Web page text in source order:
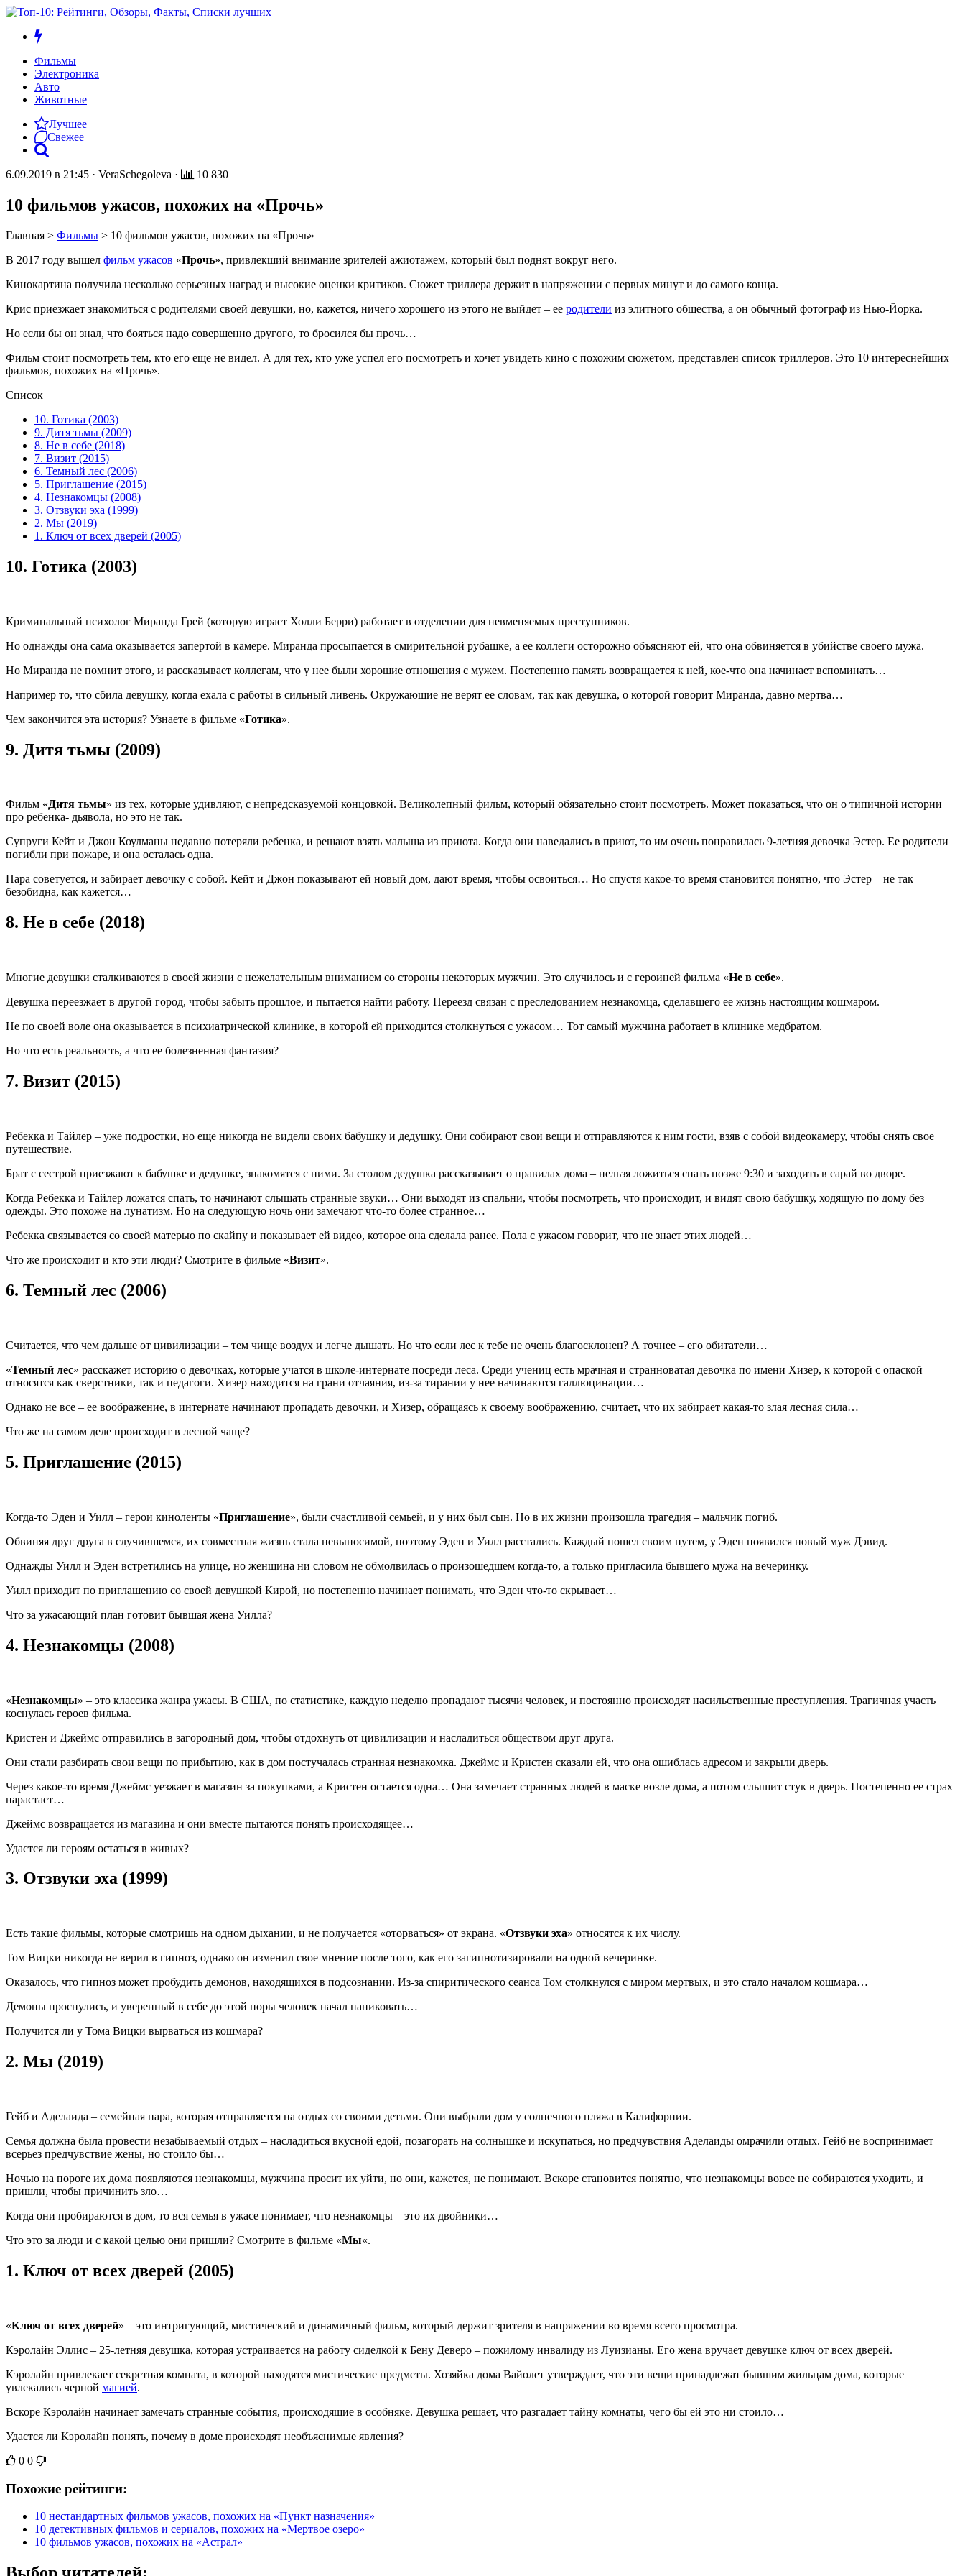
Фильмы
Электроника
Авто
Животные
Лучшее
Свежее
6.09.2019 в 21:45 · VeraSchegoleva · 10 830
10 фильмов ужасов, похожих на «Прочь»
Главная > Фильмы > 10 фильмов ужасов, похожих на «Прочь»
В 2017 году вышел фильм ужасов «Прочь», привлекший внимание зрителей ажиотажем, который был поднят вокруг него.
Кинокартина получила несколько серьезных наград и высокие оценки критиков. Сюжет триллера держит в напряжении с первых минут и до самого конца.
Крис приезжает знакомиться с родителями своей девушки, но, кажется, ничего хорошего из этого не выйдет – ее родители из элитного общества, а он обычный фотограф из Нью-Йорка.
Но если бы он знал, что бояться надо совершенно другого, то бросился бы прочь…
Фильм стоит посмотреть тем, кто его еще не видел. А для тех, кто уже успел его посмотреть и хочет увидеть кино с похожим сюжетом, представлен список триллеров. Это 10 интереснейших
фильмов, похожих на «Прочь».
Список
10. Готика (2003)
9. Дитя тьмы (2009)
8. Не в себе (2018)
7. Визит (2015)
6. Темный лес (2006)
5. Приглашение (2015)
4. Незнакомцы (2008)
3. Отзвуки эха (1999)
2. Мы (2019)
1. Ключ от всех дверей (2005)
10. Готика (2003)
Криминальный психолог Миранда Грей (которую играет Холли Берри) работает в отделении для невменяемых преступников.
Но однажды она сама оказывается запертой в камере. Миранда просыпается в смирительной рубашке, а ее коллеги осторожно объясняют ей, что она обвиняется в убийстве своего мужа.
Но Миранда не помнит этого, и рассказывает коллегам, что у нее были хорошие отношения с мужем. Постепенно память возвращается к ней, кое-что она начинает вспоминать…
Например то, что сбила девушку, когда ехала с работы в сильный ливень. Окружающие не верят ее словам, так как девушка, о которой говорит Миранда, давно мертва…
Чем закончится эта история? Узнаете в фильме «Готика».
9. Дитя тьмы (2009)
Фильм «Дитя тьмы» из тех, которые удивляют, с непредсказуемой концовкой. Великолепный фильм, который обязательно стоит посмотреть. Может показаться, что он о типичной истории
про ребенка- дьявола, но это не так.
Супруги Кейт и Джон Коулманы недавно потеряли ребенка, и решают взять малыша из приюта. Когда они наведались в приют, то им очень понравилась 9-летняя девочка Эстер. Ее родители
погибли при пожаре, и она осталась одна.
Пара советуется, и забирает девочку с собой. Кейт и Джон показывают ей новый дом, дают время, чтобы освоиться… Но спустя какое-то время становится понятно, что Эстер – не так
безобидна, как кажется…
8. Не в себе (2018)
Многие девушки сталкиваются в своей жизни с нежелательным вниманием со стороны некоторых мужчин. Это случилось и с героиней фильма «Не в себе».
Девушка переезжает в другой город, чтобы забыть прошлое, и пытается найти работу. Переезд связан с преследованием незнакомца, сделавшего ее жизнь настоящим кошмаром.
Не по своей воле она оказывается в психиатрической клинике, в которой ей приходится столкнуться с ужасом… Тот самый мужчина работает в клинике медбратом.
Но что есть реальность, а что ее болезненная фантазия?
7. Визит (2015)
Ребекка и Тайлер – уже подростки, но еще никогда не видели своих бабушку и дедушку. Они собирают свои вещи и отправляются к ним гости, взяв с собой видеокамеру, чтобы снять свое
путешествие.
Брат с сестрой приезжают к бабушке и дедушке, знакомятся с ними. За столом дедушка рассказывает о правилах дома – нельзя ложиться спать позже 9:30 и заходить в сарай во дворе.
Когда Ребекка и Тайлер ложатся спать, то начинают слышать странные звуки… Они выходят из спальни, чтобы посмотреть, что происходит, и видят свою бабушку, ходящую по дому без
одежды. Это похоже на лунатизм. Но на следующую ночь они замечают что-то более странное…
Ребекка связывается со своей матерью по скайпу и показывает ей видео, которое она сделала ранее. Пола с ужасом говорит, что не знает этих людей…
Что же происходит и кто эти люди? Смотрите в фильме «Визит».
6. Темный лес (2006)
Считается, что чем дальше от цивилизации – тем чище воздух и легче дышать. Но что если лес к тебе не очень благосклонен? А точнее – его обитатели…
«Темный лес» расскажет историю о девочках, которые учатся в школе-интернате посреди леса. Среди учениц есть мрачная и странноватая девочка по имени Хизер, к которой с опаской
относятся как сверстники, так и педагоги. Хизер находится на грани отчаяния, из-за тирании у нее начинаются галлюцинации…
Однако не все – ее воображение, в интернате начинают пропадать девочки, и Хизер, обращаясь к своему воображению, считает, что их забирает какая-то злая лесная сила…
Что же на самом деле происходит в лесной чаще?
5. Приглашение (2015)
Когда-то Эден и Уилл – герои киноленты «Приглашение», были счастливой семьей, и у них был сын. Но в их жизни произошла трагедия – мальчик погиб.
Обвиняя друг друга в случившемся, их совместная жизнь стала невыносимой, поэтому Эден и Уилл расстались. Каждый пошел своим путем, у Эден появился новый муж Дэвид.
Однажды Уилл и Эден встретились на улице, но женщина ни словом не обмолвилась о произошедшем когда-то, а только пригласила бывшего мужа на вечеринку.
Уилл приходит по приглашению со своей девушкой Кирой, но постепенно начинает понимать, что Эден что-то скрывает…
Что за ужасающий план готовит бывшая жена Уилла?
4. Незнакомцы (2008)
«Незнакомцы» – это классика жанра ужасы. В США, по статистике, каждую неделю пропадают тысячи человек, и постоянно происходят насильственные преступления. Трагичная участь
коснулась героев фильма.
Кристен и Джеймс отправились в загородный дом, чтобы отдохнуть от цивилизации и насладиться обществом друг друга.
Они стали разбирать свои вещи по прибытию, как в дом постучалась странная незнакомка. Джеймс и Кристен сказали ей, что она ошиблась адресом и закрыли дверь.
Через какое-то время Джеймс уезжает в магазин за покупками, а Кристен остается одна… Она замечает странных людей в маске возле дома, а потом слышит стук в дверь. Постепенно ее страх
нарастает…
Джеймс возвращается из магазина и они вместе пытаются понять происходящее…
Удастся ли героям остаться в живых?
3. Отзвуки эха (1999)
Есть такие фильмы, которые смотришь на одном дыхании, и не получается «оторваться» от экрана. «Отзвуки эха» относятся к их числу.
Том Вицки никогда не верил в гипноз, однако он изменил свое мнение после того, как его загипнотизировали на одной вечеринке.
Оказалось, что гипноз может пробудить демонов, находящихся в подсознании. Из-за спиритического сеанса Том столкнулся с миром мертвых, и это стало началом кошмара…
Демоны проснулись, и уверенный в себе до этой поры человек начал паниковать…
Получится ли у Тома Вицки вырваться из кошмара?
2. Мы (2019)
Гейб и Аделаида – семейная пара, которая отправляется на отдых со своими детьми. Они выбрали дом у солнечного пляжа в Калифорнии.
Семья должна была провести незабываемый отдых – насладиться вкусной едой, позагорать на солнышке и искупаться, но предчувствия Аделаиды омрачили отдых. Гейб не воспринимает
всерьез предчувствие жены, но стоило бы…
Ночью на пороге их дома появляются незнакомцы, мужчина просит их уйти, но они, кажется, не понимают. Вскоре становится понятно, что незнакомцы вовсе не собираются уходить, и
пришли, чтобы причинить зло…
Когда они пробираются в дом, то вся семья в ужасе понимает, что незнакомцы – это их двойники…
Что это за люди и с какой целью они пришли? Смотрите в фильме «Мы«.
1. Ключ от всех дверей (2005)
«Ключ от всех дверей» – это интригующий, мистический и динамичный фильм, который держит зрителя в напряжении во время всего просмотра.
Кэролайн Эллис – 25-летняя девушка, которая устраивается на работу сиделкой к Бену Деверо – пожилому инвалиду из Луизианы. Его жена вручает девушке ключ от всех дверей.
Кэролайн привлекает секретная комната, в которой находятся мистические предметы. Хозяйка дома Вайолет утверждает, что эти вещи принадлежат бывшим жильцам дома, которые
увлекались черной магией.
Вскоре Кэролайн начинает замечать странные события, происходящие в особняке. Девушка решает, что разгадает тайну комнаты, чего бы ей это ни стоило…
Удастся ли Кэролайн понять, почему в доме происходят необъяснимые явления?
0 0
Похожие рейтинги:
10 нестандартных фильмов ужасов, похожих на «Пункт назначения»
10 детективных фильмов и сериалов, похожих на «Мертвое озеро»
10 фильмов ужасов, похожих на «Астрал»